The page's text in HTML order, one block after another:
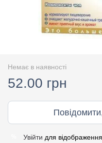
Немає в наявності
52.00 грн
Увійти для